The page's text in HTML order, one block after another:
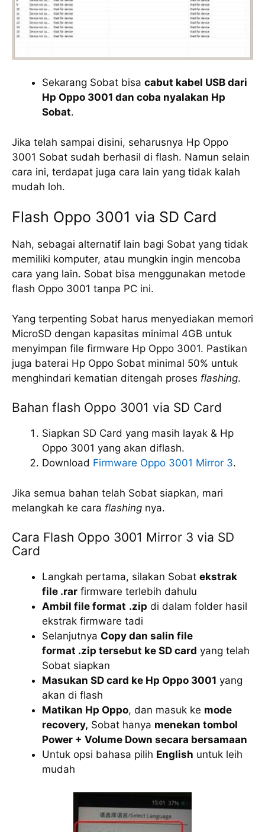
Sekarang Sobat bisa cabut kabel USB dari
Hp Oppo 3001 dan coba nyalakan Hp
Sobat.
Jika telah sampai disini, seharusnya Hp Oppo
3001 Sobat sudah berhasil di flash. Namun selain
cara ini, terdapat juga cara lain yang tidak kalah
mudah loh.
Flash Oppo 3001 via SD Card
Nah, sebagai alternatif lain bagi Sobat yang tidak
memiliki komputer, atau mungkin ingin mencoba
cara yang lain. Sobat bisa menggunakan metode
flash Oppo 3001 tanpa PC ini.
Yang terpenting Sobat harus menyediakan memori
MicroSD dengan kapasitas minimal 4GB untuk
menyimpan file firmware Hp Oppo 3001. Pastikan
juga baterai Hp Oppo Sobat minimal 50% untuk
menghindari kematian ditengah proses flashing.
Bahan flash Oppo 3001 via SD Card
Siapkan SD Card yang masih layak & Hp
Oppo 3001 yang akan diflash.
Download Firmware Oppo 3001 Mirror 3.
Jika semua bahan telah Sobat siapkan, mari
melangkah ke cara flashing nya.
Cara Flash Oppo 3001 Mirror 3 via SD
Card
Langkah pertama, silakan Sobat ekstrak
file .rar firmware terlebih dahulu
Ambil file format .zip di dalam folder hasil
ekstrak firmware tadi
Selanjutnya Copy dan salin file
format .zip tersebut ke SD card yang telah
Sobat siapkan
Masukan SD card ke Hp Oppo 3001 yang
akan di flash
Matikan Hp Oppo, dan masuk ke mode
recovery, Sobat hanya menekan tombol
Power + Volume Down secara bersamaan
Untuk opsi bahasa pilih English untuk leih
mudah